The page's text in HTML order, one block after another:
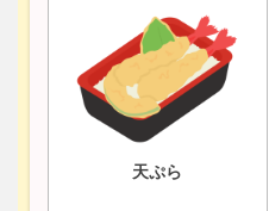
天ぷら